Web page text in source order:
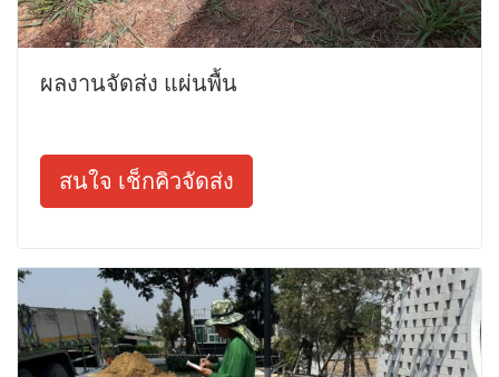
ผลงานจัดส่ง แผ่นพื้น
สนใจ เช็กคิวจัดส่ง